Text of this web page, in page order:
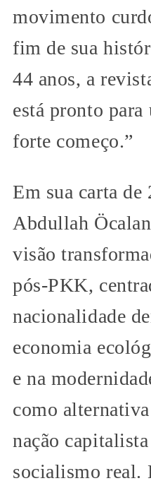
movimento
fim de sua
44 anos, a
está pronto
forte começo.”
Em sua carta de
Abdullah
visão
pós-PKK,
nacionalidade
economia
e na
como
nação
socialismo real.